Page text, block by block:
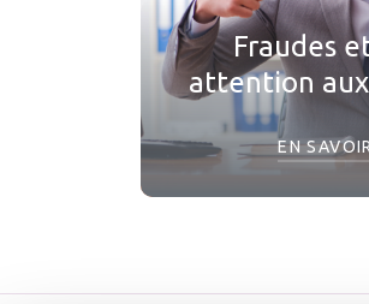
Fraudes
attention
EN